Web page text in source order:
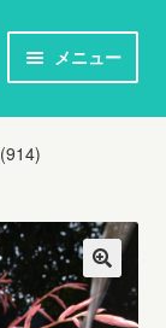
メニュー